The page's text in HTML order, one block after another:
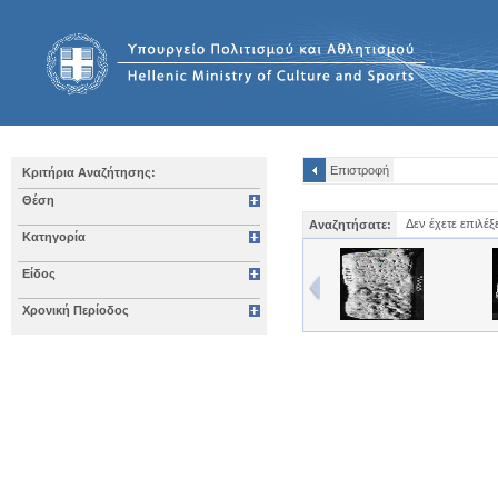
Κριτήρια Αναζήτησης:
Θέση
Κατηγορία
Είδος
Χρονική Περίοδος
Επιστροφή
Αναζητήσατε: Δεν έχετε